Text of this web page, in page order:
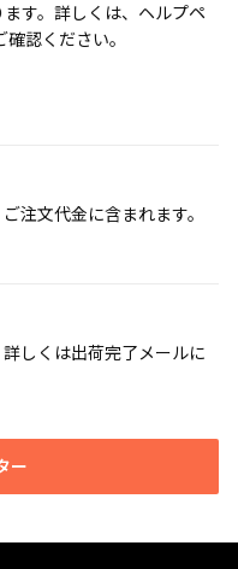
す。詳しくは、ヘルプペ
確認ください。
注文代金に含まれます。
しくは出荷完了メールに
ー